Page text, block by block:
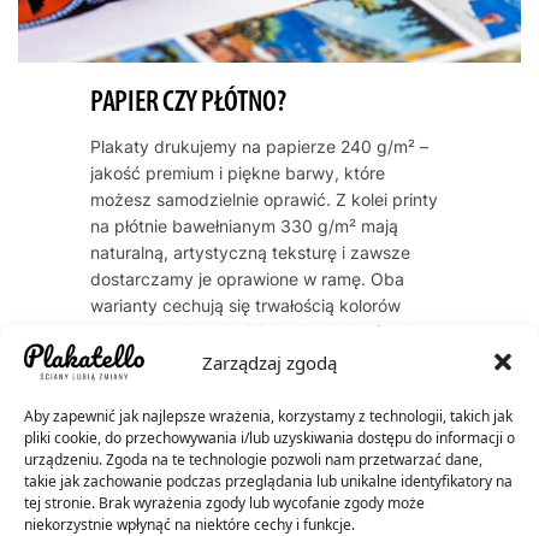
Zarządzaj zgodą
Aby zapewnić jak najlepsze wrażenia, korzystamy z technologii, takich jak
pliki cookie, do przechowywania i/lub uzyskiwania dostępu do informacji o
urządzeniu. Zgoda na te technologie pozwoli nam przetwarzać dane,
takie jak zachowanie podczas przeglądania lub unikalne identyfikatory na
tej stronie. Brak wyrażenia zgody lub wycofanie zgody może
niekorzystnie wpłynąć na niektóre cechy i funkcje.
PAPIER CZY PŁÓTNO?
Plakaty drukujemy na papierze 240 g/m² –
jakość premium i piękne barwy, które
możesz samodzielnie oprawić. Z kolei printy
na płótnie bawełnianym 330 g/m² mają
naturalną, artystyczną teksturę i zawsze
dostarczamy je oprawione w ramę. Oba
warianty cechują się trwałością kolorów
przez dekady – do 60 lat dla plakatów, do
200 lat dla płócien.